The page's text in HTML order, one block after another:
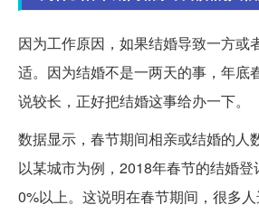
因为工作原因，如果结婚导致一方或
适。因为结婚不是一两天的事，年底
说较长，正好把结婚这事给办一下。
数据显示，春节期间相亲或结婚的人
以某城市为例，2018年春节的结婚
0%以上。这说明在春节期间，很多